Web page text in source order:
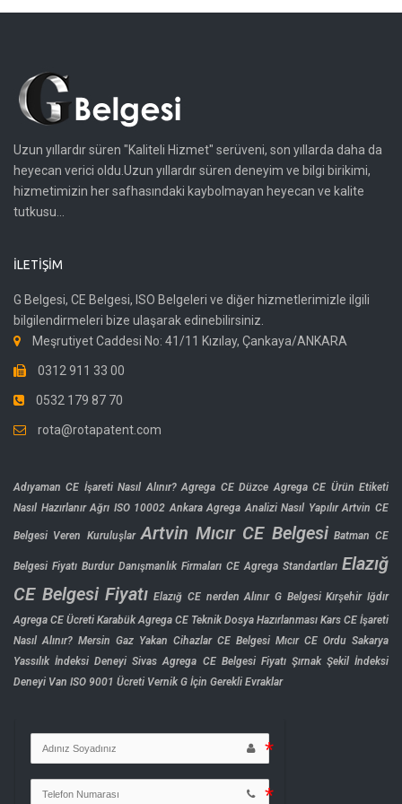
Uzun yıllardır süren "Kaliteli Hizmet" serüveni, son yıllarda daha da
heyecan verici oldu.Uzun yıllardır süren deneyim ve bilgi birikimi,
hizmetimizin her safhasındaki kaybolmayan heyecan ve kalite
tutkusu...
İLETIŞIM
G Belgesi, CE Belgesi, ISO Belgeleri ve diğer hizmetlerimizle ilgili
bilgilendirmeleri bize ulaşarak edinebilirsiniz.
Meşrutiyet Caddesi No: 41/11 Kızılay, Çankaya/ANKARA
0312 911 33 00
0532 179 87 70
rota@rotapatent.com
Adıyaman CE İşareti Nasıl Alınır? Agrega CE Düzce Agrega CE Ürün Etiketi
Nasıl Hazırlanır Ağrı ISO 10002 Ankara Agrega Analizi Nasıl Yapılır Artvin CE
Belgesi Veren Kuruluşlar Artvin Mıcır CE Belgesi Batman CE
Belgesi Fiyatı Burdur Danışmanlık Firmaları CE Agrega Standartları Elazığ
CE Belgesi Fiyatı Elazığ CE nerden Alınır G Belgesi Kırşehir Iğdır
Agrega CE Ücreti Karabük Agrega CE Teknik Dosya Hazırlanması Kars CE İşareti
Nasıl Alınır? Mersin Gaz Yakan Cihazlar CE Belgesi Mıcır CE Ordu Sakarya
Yassılık İndeksi Deneyi Sivas Agrega CE Belgesi Fiyatı Şırnak Şekil İndeksi
Deneyi Van ISO 9001 Ücreti Vernik G İçin Gerekli Evraklar